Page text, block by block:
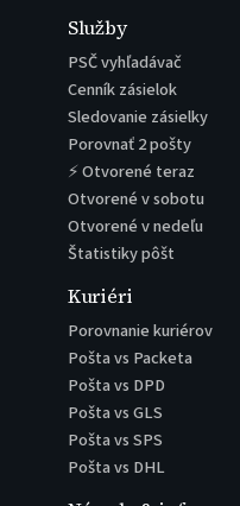
Služby
PSČ vyhľadávač
Cenník zásielok
Sledovanie zásielky
Porovnať 2 pošty
⚡ Otvorené teraz
Otvorené v sobotu
Otvorené v nedeľu
Štatistiky pôšt
Kuriéri
Porovnanie kuriérov
Pošta vs Packeta
Pošta vs DPD
Pošta vs GLS
Pošta vs SPS
Pošta vs DHL